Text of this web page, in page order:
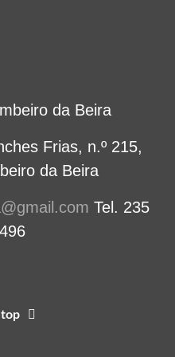
da Beira
Frias, n.º 215,
da Beira
Tel. 235
top